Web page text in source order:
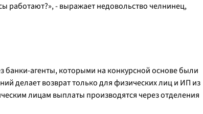
работают?», - выражает недовольство челнинец,
банки-агенты, которыми на конкурсной основе были
делает возврат только для физических лиц и ИП из
лицам выплаты производятся через отделения